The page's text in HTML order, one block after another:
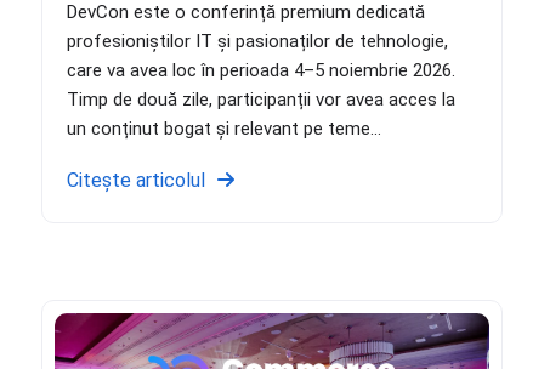
DevCon este o conferință premium dedicată
profesioniștilor IT și pasionaților de tehnologie,
care va avea loc în perioada 4–5 noiembrie 2026.
Timp de două zile, participanții vor avea acces la
un conținut bogat și relevant pe teme...
Citește articolul